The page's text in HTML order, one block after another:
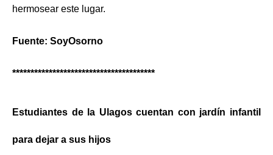
hermosear este lugar.
Fuente: SoyOsorno
***************************************
Estudiantes de la Ulagos cuentan con jardín infantil
para dejar a sus hijos